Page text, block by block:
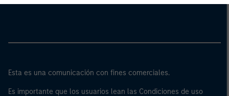
al sitio web.
Esta es una comunicación con fines comerciales.
Es importante que los usuarios lean las Condiciones de uso